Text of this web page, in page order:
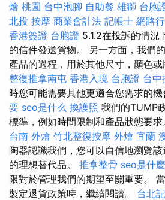
燴 桃園 台中泡腳 自助餐 雄獅 台胞
北投 按摩 商業會計法 記帳士 網路
香港簽證 台胞證 5.1.2在投訴的情況
的信件發送貨物。 另一方面，我們
產品的過程，用於其他尺寸，顏色或
整復推拿南屯 香港入境 台胞證 台中
時您可能需要其他更適合您需求的機
要 seo是什么 換護照 我們的TUMP
標準，例如時間限制和產品狀態要求
台南 外燴 竹北整復按摩 外燴 宜蘭
陶器認識我們，您可以自信地瀏覽
的理想替代品。 推拿整骨 seo是什麼
限對於管理我們的期望至關重要。
製定退貨政策時，繼續閱讀。 台北